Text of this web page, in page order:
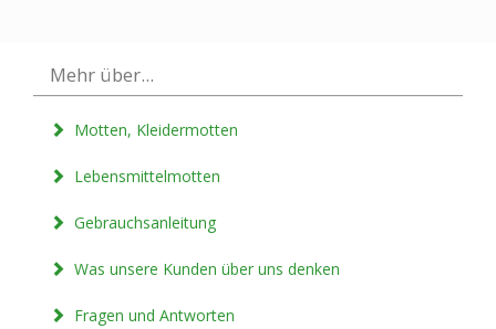
Mehr über...
Motten, Kleidermotten
Lebensmittelmotten
Gebrauchsanleitung
Was unsere Kunden über uns denken
Fragen und Antworten